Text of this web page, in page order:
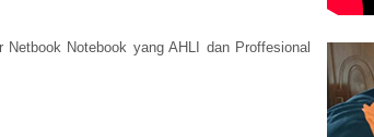
Notebook yang AHLI dan Proffesional